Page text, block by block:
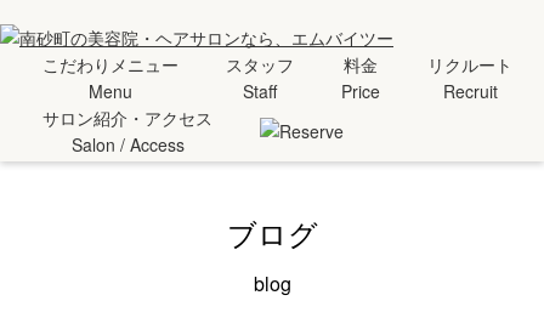
こだわりメニュー
Menu
スタッフ
Staff
料金
Price
リクルート
Recruit
サロン紹介・アクセス
Salon / Access
ブログ
blog